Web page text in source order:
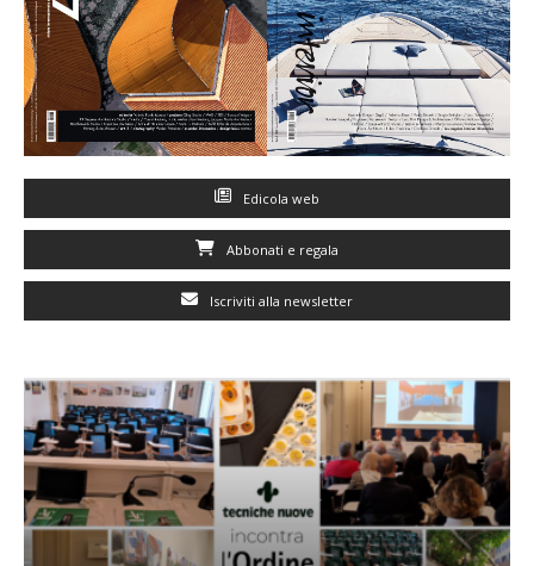
Edicola web
Abbonati e regala
Iscriviti alla newsletter